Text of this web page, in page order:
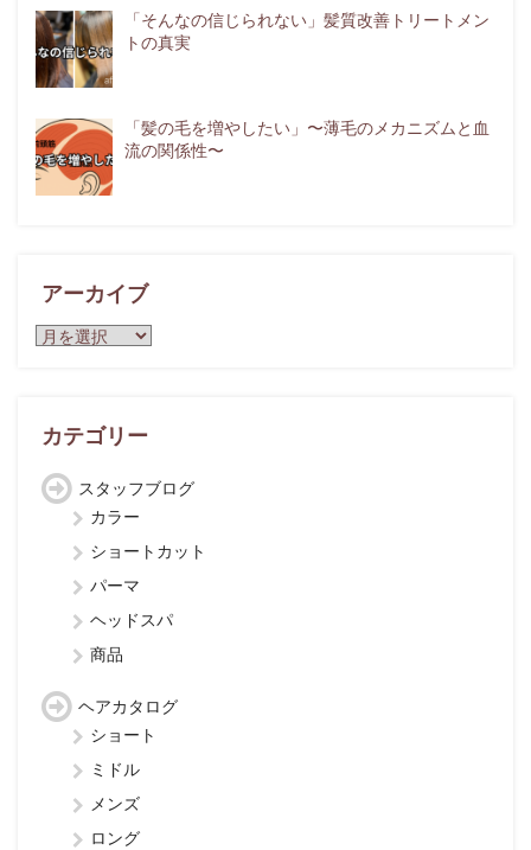
「そんなの信じられない」髪質改善トリートメン
トの真実
「髪の毛を増やしたい」〜薄毛のメカニズムと血
流の関係性〜
アーカイブ
ア
ブ
カテゴリー
スタッフブログ
カラー
ショートカット
パーマ
ヘッドスパ
商品
ヘアカタログ
ショート
ミドル
メンズ
ロング